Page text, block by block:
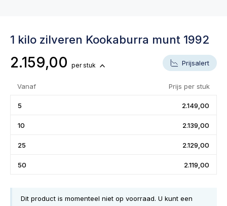
1 kilo zilveren Kookaburra munt 1992
2.159,00 per stuk Prijsalert
Vanaf Prijs per stuk
5 2.149,00
10 2.139,00
25 2.129,00
50 2.119,00
Dit product is momenteel niet op voorraad. U kunt een